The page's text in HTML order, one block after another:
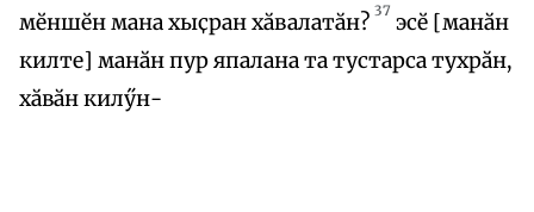
мӗншӗн мана хыҫран хӑвалатӑн? 37 эсӗ [манӑн
килте] манӑн пур япалана та тустарса тухрӑн,
хӑвӑн килӳн-